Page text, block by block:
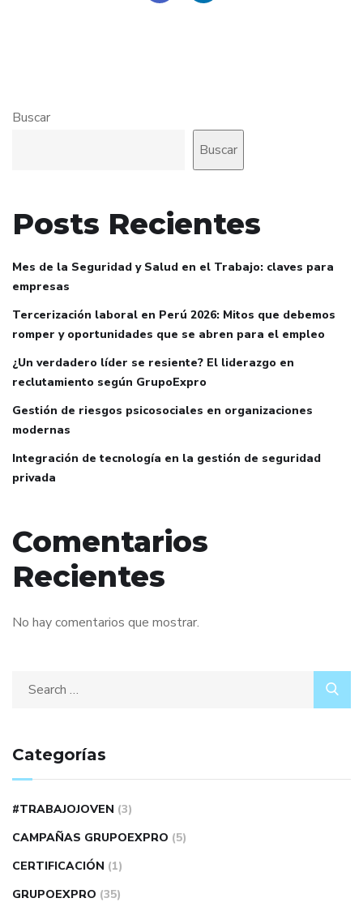
Buscar
Buscar
Posts Recientes
Mes de la Seguridad y Salud en el Trabajo: claves para
empresas
Tercerización laboral en Perú 2026: Mitos que debemos
romper y oportunidades que se abren para el empleo
¿Un verdadero líder se resiente? El liderazgo en
reclutamiento según GrupoExpro
Gestión de riesgos psicosociales en organizaciones
modernas
Integración de tecnología en la gestión de seguridad
privada
Comentarios
Recientes
No hay comentarios que mostrar.
Categorías
#TRABAJOJOVEN (3)
CAMPAÑAS GRUPOEXPRO (5)
CERTIFICACIÓN (1)
GRUPOEXPRO (35)